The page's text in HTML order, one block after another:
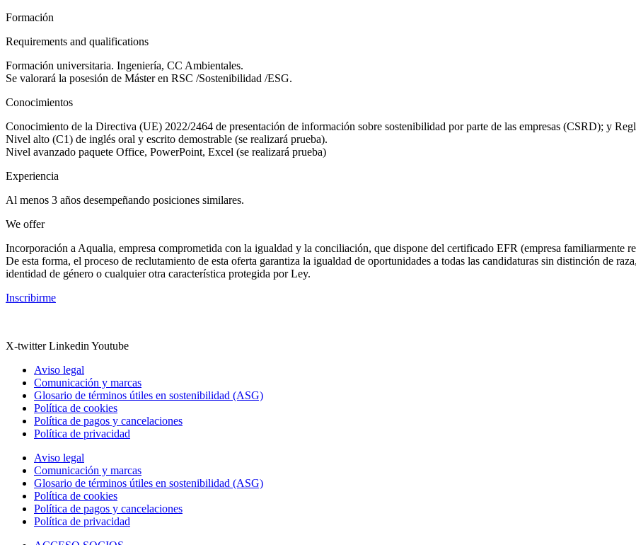
Formación
Requirements and qualifications
Formación universitaria. Ingeniería, CC Ambientales.
Se valorará la posesión de Máster en RSC /Sostenibilidad /ESG.
Conocimientos
Conocimiento de la Directiva (UE) 2022/2464 de presentación de información sobre sostenibilidad por parte de las empresas (CSRD); y
Nivel alto (C1) de inglés oral y escrito demostrable (se realizará prueba).
Nivel avanzado paquete Office, PowerPoint, Excel (se realizará prueba)
Experiencia
Al menos 3 años desempeñando posiciones similares.
We offer
Incorporación a Aqualia, empresa comprometida con la igualdad y la conciliación, que dispone del certificado EFR (empresa familiarmente
De esta forma, el proceso de reclutamiento de esta oferta garantiza la igualdad de oportunidades a todas las candidaturas sin distinción de
identidad de género o cualquier otra característica protegida por Ley.
Inscribirme
X-twitter Linkedin Youtube
Aviso legal
Comunicación y marcas
Glosario de términos útiles en sostenibilidad (ASG)
Política de cookies
Política de pagos y cancelaciones
Política de privacidad
Aviso legal
Comunicación y marcas
Glosario de términos útiles en sostenibilidad (ASG)
Política de cookies
Política de pagos y cancelaciones
Política de privacidad